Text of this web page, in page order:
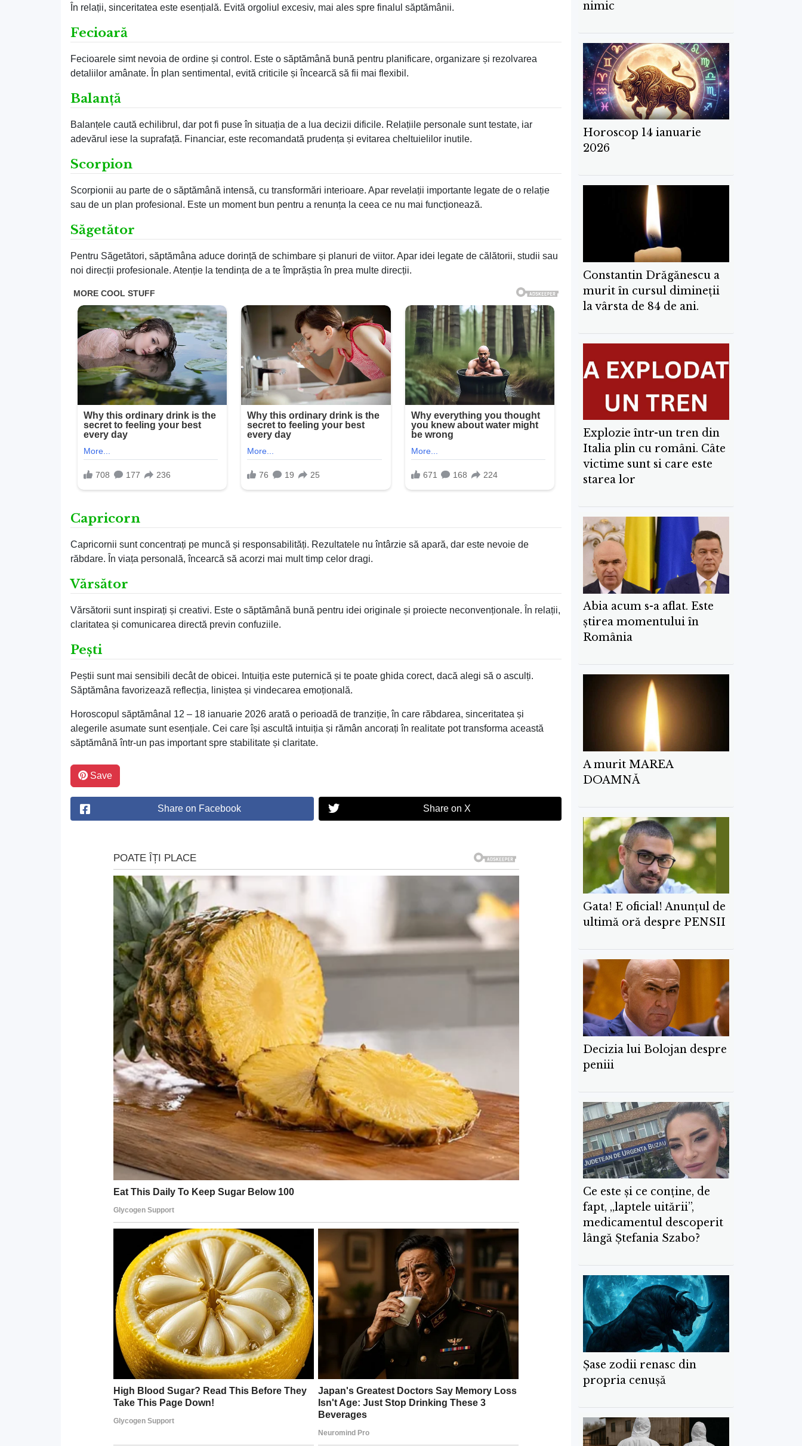
În relații, sinceritatea este esențială. Evită orgoliul excesiv, mai ales spre finalul săptămânii.
Fecioară
Fecioarele simt nevoia de ordine și control. Este o săptămână bună pentru planificare, organizare și rezolvarea
detaliilor amânate. În plan sentimental, evită criticile și încearcă să fii mai flexibil.
Balanță
Balanțele caută echilibrul, dar pot fi puse în situația de a lua decizii dificile. Relațiile personale sunt testate, iar
adevărul iese la suprafață. Financiar, este recomandată prudența și evitarea cheltuielilor inutile.
Scorpion
Scorpionii au parte de o săptămână intensă, cu transformări interioare. Apar revelații importante legate de o relație
sau de un plan profesional. Este un moment bun pentru a renunța la ceea ce nu mai funcționează.
Săgetător
Pentru Săgetători, săptămâna aduce dorință de schimbare și planuri de viitor. Apar idei legate de călătorii, studii sau
noi direcții profesionale. Atenție la tendința de a te împrăștia în prea multe direcții.
Capricorn
Capricornii sunt concentrați pe muncă și responsabilități. Rezultatele nu întârzie să apară, dar este nevoie de
răbdare. În viața personală, încearcă să acorzi mai mult timp celor dragi.
Vărsător
Vărsătorii sunt inspirați și creativi. Este o săptămână bună pentru idei originale și proiecte neconvenționale. În relații,
claritatea și comunicarea directă previn confuziile.
Pești
Peștii sunt mai sensibili decât de obicei. Intuiția este puternică și te poate ghida corect, dacă alegi să o asculți.
Săptămâna favorizează reflecția, liniștea și vindecarea emoțională.
Horoscopul săptămânal 12 – 18 ianuarie 2026 arată o perioadă de tranziție, în care răbdarea, sinceritatea și
alegerile asumate sunt esențiale. Cei care își ascultă intuiția și rămân ancorați în realitate pot transforma această
săptămână într-un pas important spre stabilitate și claritate.
Save
Share on Facebook Share on X
nimic
Horoscop 14 ianuarie
2026
Constantin Drăgănescu a
murit în cursul dimineţii
la vârsta de 84 de ani.
Explozie într-un tren din
Italia plin cu români. Câte
victime sunt si care este
starea lor
Abia acum s-a aflat. Este
știrea momentului în
România
A murit MAREA
DOAMNĂ
Gata! E oficial! Anunțul de
ultimă oră despre PENSII
Decizia lui Bolojan despre
peniii
Ce este și ce conține, de
fapt, „laptele uitării”,
medicamentul descoperit
lângă Ştefania Szabo?
Șase zodii renasc din
propria cenușă